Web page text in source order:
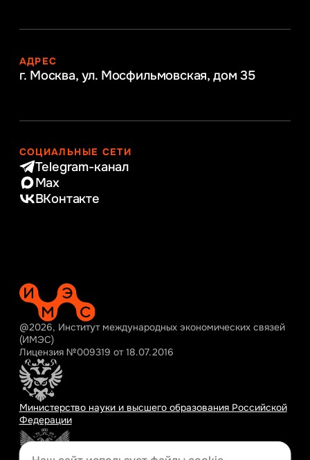
АДРЕС
г. Москва, ул. Мосфильмовская, дом 35
СОЦИАЛЬНЫЕ СЕТИ
Telegram-канал
Max
ВКонтакте
@2026, Институт международных экономических связей
(ИМЭС)
Лицензия №009319 от 18.07.2016
Министерство науки и высшего образования Российской
Федерации